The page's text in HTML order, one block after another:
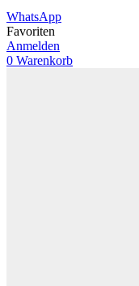
WhatsApp
Favoriten
Anmelden
0 Warenkorb